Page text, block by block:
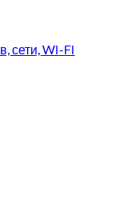
сети, WI-FI